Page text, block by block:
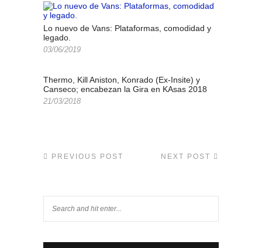
Lo nuevo de Vans: Plataformas, comodidad y
legado.
03/06/2019
Thermo, Kill Aniston, Konrado (Ex-Insite) y
Canseco; encabezan la Gira en KAsas 2018
21/03/2018
PREVIOUS POST NEXT POST